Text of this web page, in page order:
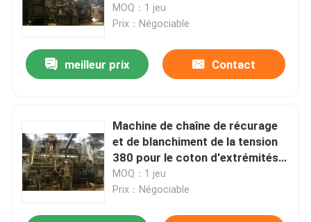
l'impression/textiles tissés gris
MOQ：1 jeu
Prix：Négociable
meilleur prix Contact
Machine de chaîne de récurage
et de blanchiment de la tension
380 pour le coton d'extrémités
de double
MOQ：1 jeu
Prix：Négociable